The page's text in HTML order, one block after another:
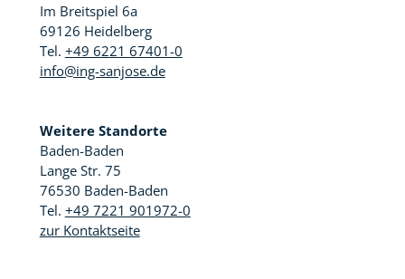
Im Breitspiel 6a
69126 Heidelberg
Tel. +49 6221 67401-0
info@ing-sanjose.de
Weitere Standorte
Baden-Baden
Lange Str. 75
76530 Baden-Baden
Tel. +49 7221 901972-0
zur Kontaktseite